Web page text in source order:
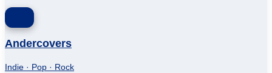
Andercovers
Indie · Pop · Rock